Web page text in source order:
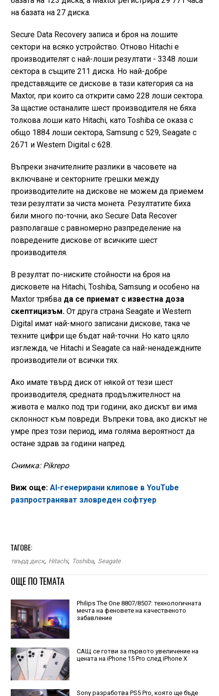
на базата на 27 диска.
Secure Data Recovery записа и броя на лошите
сектори на всяко устройство. Отново Hitachi е
производителят с най-лоши резултати - 3348 лоши
сектора в същите 211 диска. Но най-добре
представящите се дискове в тази категория са на
Maxtor, при които са открити само 228 лоши сектора.
За щастие останалите шест производителя не бяха
толкова лоши като Hitachi, като Toshiba се оказа с
общо 1884 лоши сектора, Samsung с 529, Seagate с
2671 и Western Digital с 628.
Въпреки значителните разлики в часовете на
включване и секторните грешки между
производителите на дискове не можем да приемем
тези резултати за чиста монета. Резултатите биха
били много по-точни, ако Secure Data Recover
разполагаше с равномерно разпределение на
повредените дискове от всичките шест
производителя.
В резултат по-ниските стойности на броя на
дисковете на Hitachi, Toshiba, Samsung и особено на
Maxtor трябва да се приемат с известна доза
скептицизъм. От друга страна Seagate и Western
Digital имат най-много записани дискове, така че
техните цифри ще бъдат най-точни. Но като цяло
изглежда, че Hitachi и Seagate са най-ненадеждните
производители от всички тях.
Ако имате твърд диск от някой от тези шест
производителя, средната продължителност на
живота е малко под три години, ако дискът ви има
склонност към повреди. Въпреки това, ако дискът не
умре през този период, има голяма вероятност да
остане здрав за години напред.
Снимка: Pikrepo
Виж още: AI-генерирани клипове в YouTube
разпространяват зловреден софтуер
ТАГОВЕ:
твърд диск, Hitachi, Toshiba, Seagate
ОЩЕ ПО ТЕМАТА
Philips The One 8807/8507: технологичната
мечта на феновете на качественото
забавление
САЩ се готви за първото увеличение на
цената на iPhone 15 Pro след iPhone X
Sony разработва PS5 Pro, която ще бъде